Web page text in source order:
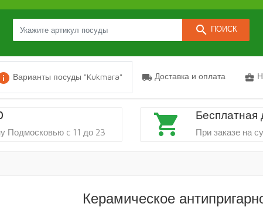
search ПОИСК
Варианты посуды "Kukmara" local_shipping Доставка и оплата business_center
Подмосковью c 11 до 23 shopping_cart Бесплатная
При заказе на
Керамическое